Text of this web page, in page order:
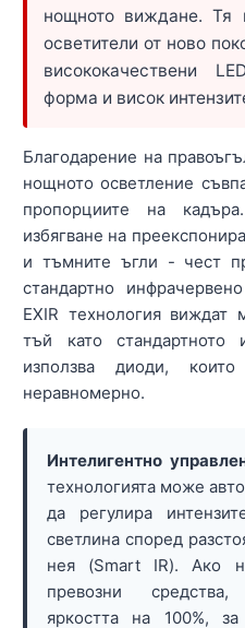
нощното виждане. Тя
осветители от ново
висококачествени
форма и висок
Благодарение на
нощното осветление
пропорциите на
избягване на
и тъмните ъгли - чест
стандартно
EXIR технология
тъй като стандартното
използва диоди, които
неравномерно.
Интелигентно
технологията може
да регулира
светлина според
нея (Smart IR). Ако
превозни
яркостта на 100%,